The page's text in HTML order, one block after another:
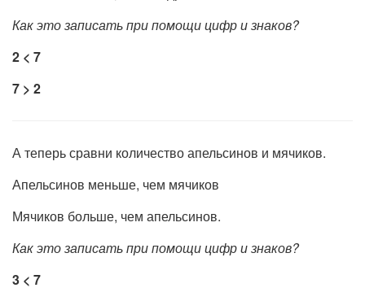
Как это записать при помощи цифр и знаков?
2 < 7
7 > 2
А теперь сравни количество апельсинов и мячиков.
Апельсинов меньше, чем мячиков
Мячиков больше, чем апельсинов.
Как это записать при помощи цифр и знаков?
3 < 7